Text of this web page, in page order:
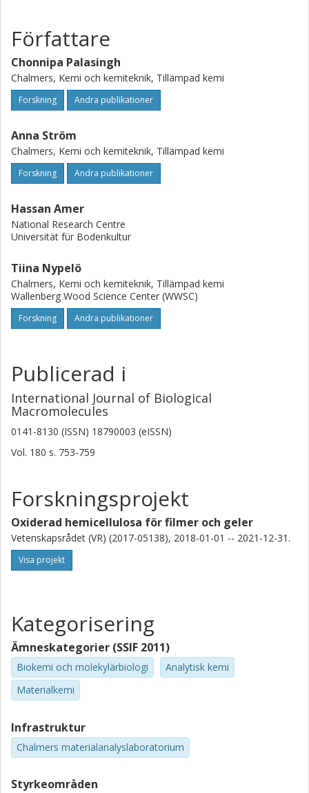
Författare
Chonnipa Palasingh
Chalmers, Kemi och kemiteknik, Tillämpad kemi
Forskning Andra publikationer
Anna Ström
Chalmers, Kemi och kemiteknik, Tillämpad kemi
Forskning Andra publikationer
Hassan Amer
National Research Centre
Universität für Bodenkultur
Tiina Nypelö
Chalmers, Kemi och kemiteknik, Tillämpad kemi
Wallenberg Wood Science Center (WWSC)
Forskning Andra publikationer
Publicerad i
International Journal of Biological
Macromolecules
0141-8130 (ISSN) 18790003 (eISSN)
Vol. 180 s. 753-759
Forskningsprojekt
Oxiderad hemicellulosa för filmer och geler
Vetenskapsrådet (VR) (2017-05138), 2018-01-01 -- 2021-12-31.
Visa projekt
Kategorisering
Ämneskategorier (SSIF 2011)
Biokemi och molekylärbiologi
Analytisk kemi
Materialkemi
Infrastruktur
Chalmers materialanalyslaboratorium
Styrkeområden